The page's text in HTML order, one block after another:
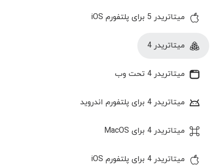
میتاتریدر 5 برای پلتفورم iOS
میتاتریدر 4
میتاتریدر 4 تحت وب
میتاتریدر 4 برای پلتفورم اندروید
میتاتریدر 4 برای MacOS
میتاتریدر 4 برای پلتفورم iOS